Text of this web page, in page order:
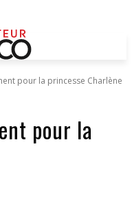
pour la princesse Charlène
pour la